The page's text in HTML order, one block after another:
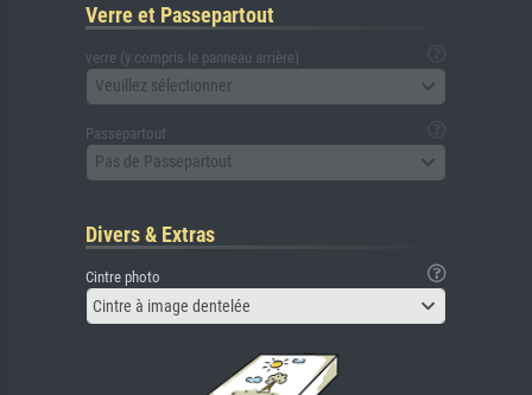
Verre et Passepartout
verre (y compris le panneau arrière)
Veuillez sélectionner
Passepartout
Pas de Passepartout
Divers & Extras
Cintre photo
Cintre à image dentelée